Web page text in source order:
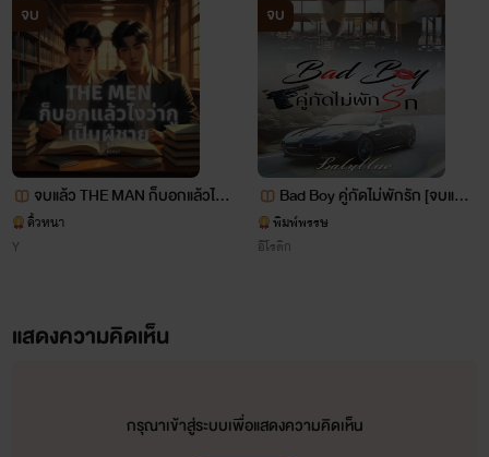
จบ
จบแล้ว THE MAN ก็บอกแล้วไง
ว่ากูเป็นผู้ชาย NC
คิ้วหนา
Y
จบ
Bad Boy คู่กัดไม่พักรัก [จบแล้ว
ค่ะ]
พิมพ์พรรษ
อีโรติก
แสดงความคิดเห็น
กรุณาเข้าสู่ระบบเพื่อแสดงความคิดเห็น